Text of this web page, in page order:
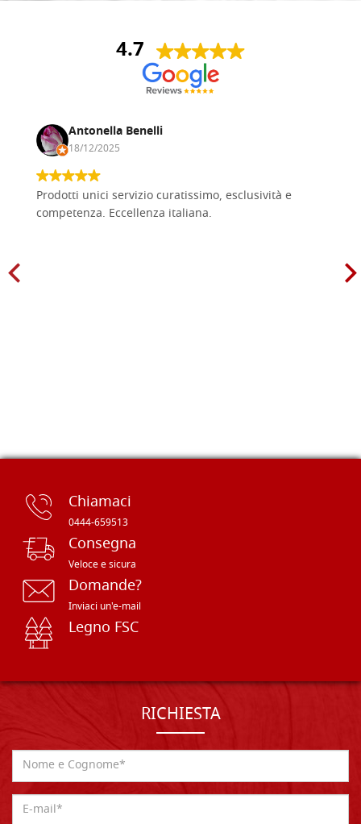
4.7
Antonella Benelli
18/12/2025
Prodotti unici servizio curatissimo, esclusività e
competenza. Eccellenza italiana.
Chiamaci
0444-659513
Consegna
Veloce e sicura
Domande?
Inviaci un'e-mail
Legno FSC
RICHIESTA